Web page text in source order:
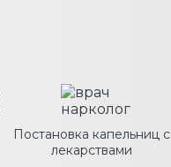
Постановка капельниц с
лекарствами